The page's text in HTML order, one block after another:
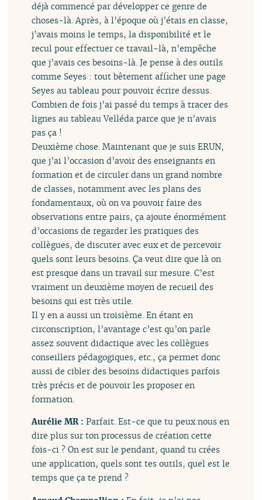
déjà commencé par développer ce genre de
choses-là. Après, à l’époque où j’étais en classe,
j’avais moins le temps, la disponibilité et le
recul pour effectuer ce travail-là, n’empêche
que j’avais ces besoins-là. Je pense à des outils
comme Seyes : tout bêtement afficher une page
Seyes au tableau pour pouvoir écrire dessus.
Combien de fois j’ai passé du temps à tracer des
lignes au tableau Velléda parce que je n’avais
pas ça !
Deuxième chose. Maintenant que je suis ERUN,
que j’ai l’occasion d’avoir des enseignants en
formation et de circuler dans un grand nombre
de classes, notamment avec les plans des
fondamentaux, où on va pouvoir faire des
observations entre pairs, ça ajoute énormément
d’occasions de regarder les pratiques des
collègues, de discuter avec eux et de percevoir
quels sont leurs besoins. Ça veut dire que là on
est presque dans un travail sur mesure. C’est
vraiment un deuxième moyen de recueil des
besoins qui est très utile.
Il y en a aussi un troisième. En étant en
circonscription, l’avantage c’est qu’on parle
assez souvent didactique avec les collègues
conseillers pédagogiques, etc., ça permet donc
aussi de cibler des besoins didactiques parfois
très précis et de pouvoir les proposer en
formation.
Aurélie MR :Parfait. Est-ce que tu peux nous en
dire plus sur ton processus de création cette
fois-ci ? On est sur le pendant, quand tu crées
une application, quels sont tes outils, quel est le
temps que ça te prend ?